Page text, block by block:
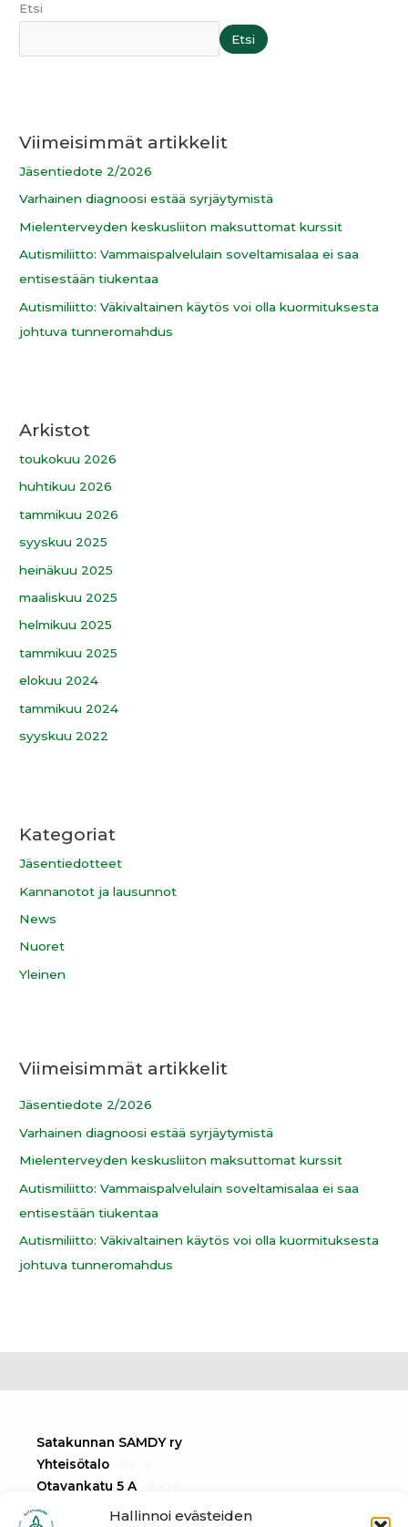
Hallinnoi evästeiden
Etsi
Etsi
Viimeisimmät artikkelit
Jäsentiedote 2/2026
Varhainen diagnoosi estää syrjäytymistä
Mielenterveyden keskusliiton maksuttomat kurssit
Autismiliitto: Vammaispalvelulain soveltamisalaa ei saa
entisestään tiukentaa
Autismiliitto: Väkivaltainen käytös voi olla kuormituksesta
johtuva tunneromahdus
Arkistot
toukokuu 2026
huhtikuu 2026
tammikuu 2026
syyskuu 2025
heinäkuu 2025
maaliskuu 2025
helmikuu 2025
tammikuu 2025
elokuu 2024
tammikuu 2024
syyskuu 2022
Kategoriat
Jäsentiedotteet
Kannanotot ja lausunnot
News
Nuoret
Yleinen
Viimeisimmät artikkelit
Jäsentiedote 2/2026
Varhainen diagnoosi estää syrjäytymistä
Mielenterveyden keskusliiton maksuttomat kurssit
Autismiliitto: Vammaispalvelulain soveltamisalaa ei saa
entisestään tiukentaa
Autismiliitto: Väkivaltainen käytös voi olla kuormituksesta
johtuva tunneromahdus
Satakunnan SAMDY ry
Yhteisötalo
Otavankatu 5 A
28100 Pori